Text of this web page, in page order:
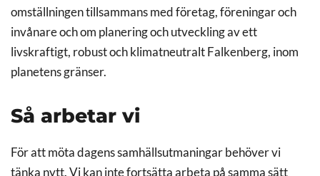
omställningen tillsammans med företag, föreningar och
invånare och om planering och utveckling av ett
livskraftigt, robust och klimatneutralt Falkenberg, inom
planetens gränser.
Så arbetar vi
För att möta dagens samhällsutmaningar behöver vi
tänka nytt. Vi kan inte fortsätta arbeta på samma sätt